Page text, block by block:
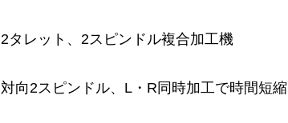
2タレット、2スピンドル複合加工機
対向2スピンドル、L・R同時加工で時間短縮